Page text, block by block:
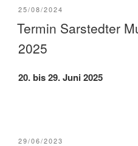
VERÖFFENTLICHT
25/08/2024
Termin Sarstedter
2025
20. bis 29. Juni 2025
VERÖFFENTLICHT
29/06/2023